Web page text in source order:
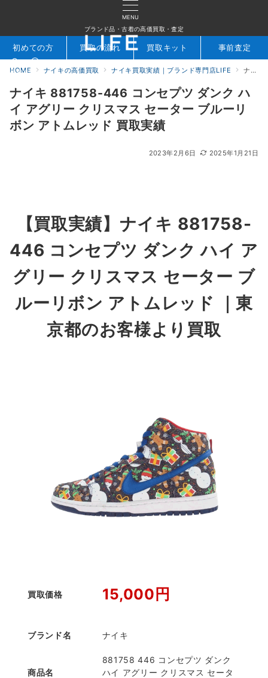
MENU
ブランド品・古着の高価買取・査定
検索 お問合せ
初めての方 買取の流れ 買取キット 事前査定
HOME ナイキの高価買取 ナイキ買取実績｜ブランド専門店LIFE ナイキ 881758-446 コンセプツ ダンク ハイ アグリー クリスマス セーター ブルーリボン アトムレッド 買取実績
ナイキ 881758-446 コンセプツ ダンク ハ
イ アグリー クリスマス セーター ブルーリ
ボン アトムレッド 買取実績
2023年2月6日 2025年1月21日
【買取実績】ナイキ 881758-
446 コンセプツ ダンク ハイ ア
グリー クリスマス セーター ブ
ルーリボン アトムレッド
｜東
京都のお客様より買取
買取価格 15,000円
ブランド名 ナイキ
商品名
881758 446 コンセプツ ダンク
ハイ アグリー クリスマス セータ